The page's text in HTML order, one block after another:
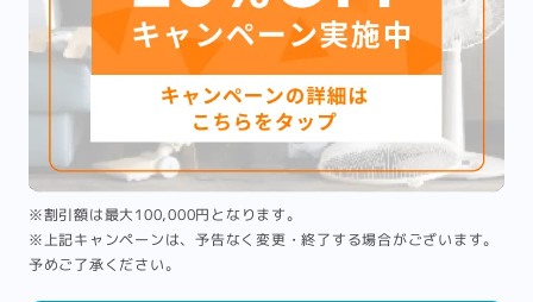
※割引額は最大100,000円となります。
※上記キャンペーンは、予告なく変更・終了する場合がございます。
予めご了承ください。